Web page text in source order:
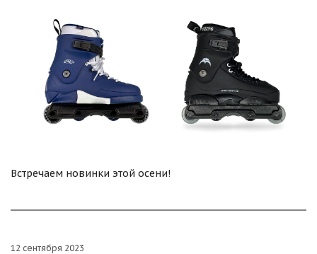
Встречаем новинки этой осени!
12 сентября 2023